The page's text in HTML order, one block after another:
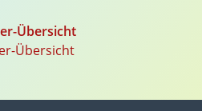
Übersicht
Übersicht